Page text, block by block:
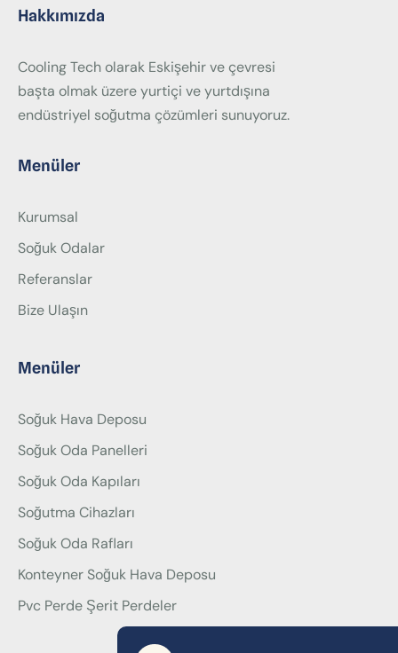
Hakkımızda
Cooling Tech olarak Eskişehir ve çevresi
başta olmak üzere yurtiçi ve yurtdışına
endüstriyel soğutma çözümleri sunuyoruz.
Menüler
Kurumsal
Soğuk Odalar
Referanslar
Bize Ulaşın
Menüler
Soğuk Hava Deposu
Soğuk Oda Panelleri
Soğuk Oda Kapıları
Soğutma Cihazları
Soğuk Oda Rafları
Konteyner Soğuk Hava Deposu
Pvc Perde Şerit Perdeler